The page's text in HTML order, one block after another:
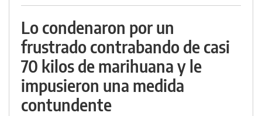
Lo condenaron por un
frustrado contrabando de casi
70 kilos de marihuana y le
impusieron una medida
contundente